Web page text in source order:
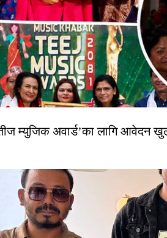
म्युजिक अवार्ड’का लागि आवेदन